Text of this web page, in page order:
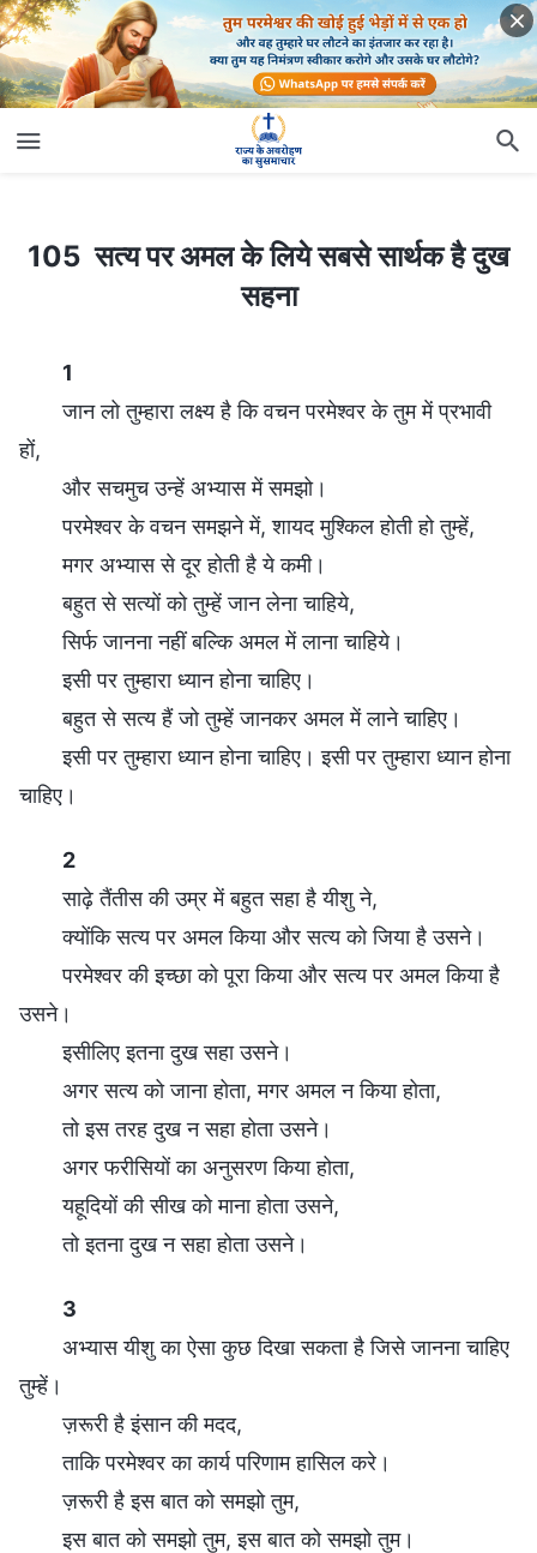
105 सत्य पर अमल के लिये सबसे सार्थक है दुख सहना
105 सत्य पर अमल के लिये सबसे सार्थक है दुख
सहना
1
जान लो तुम्हारा लक्ष्य है कि वचन परमेश्वर के तुम में प्रभावी
हों,
और सचमुच उन्हें अभ्यास में समझो।
परमेश्वर के वचन समझने में, शायद मुश्किल होती हो तुम्हें,
मगर अभ्यास से दूर होती है ये कमी।
बहुत से सत्यों को तुम्हें जान लेना चाहिये,
सिर्फ जानना नहीं बल्कि अमल में लाना चाहिये।
इसी पर तुम्हारा ध्यान होना चाहिए।
बहुत से सत्य हैं जो तुम्हें जानकर अमल में लाने चाहिए।
इसी पर तुम्हारा ध्यान होना चाहिए। इसी पर तुम्हारा ध्यान होना
चाहिए।
2
साढ़े तैंतीस की उम्र में बहुत सहा है यीशु ने,
क्योंकि सत्य पर अमल किया और सत्य को जिया है उसने।
परमेश्वर की इच्छा को पूरा किया और सत्य पर अमल किया है
उसने।
इसीलिए इतना दुख सहा उसने।
अगर सत्य को जाना होता, मगर अमल न किया होता,
तो इस तरह दुख न सहा होता उसने।
अगर फरीसियों का अनुसरण किया होता,
यहूदियों की सीख को माना होता उसने,
तो इतना दुख न सहा होता उसने।
3
अभ्यास यीशु का ऐसा कुछ दिखा सकता है जिसे जानना चाहिए
तुम्हें।
ज़रूरी है इंसान की मदद,
ताकि परमेश्वर का कार्य परिणाम हासिल करे।
ज़रूरी है इस बात को समझो तुम,
इस बात को समझो तुम, इस बात को समझो तुम।